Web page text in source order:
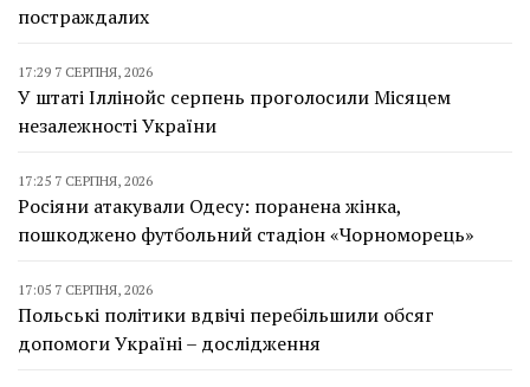
постраждалих
17:29 7 СЕРПНЯ, 2026
У штаті Іллінойс серпень проголосили Місяцем
незалежності України
17:25 7 СЕРПНЯ, 2026
Росіяни атакували Одесу: поранена жінка,
пошкоджено футбольний стадіон «Чорноморець»
17:05 7 СЕРПНЯ, 2026
Польські політики вдвічі перебільшили обсяг
допомоги Україні – дослідження